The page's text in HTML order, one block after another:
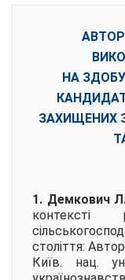
НА
ЗАХИЩЕНИХ
1. Демкович
контексті
століття:
Київ. нац.